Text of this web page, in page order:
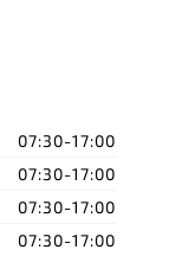
07:30-17:00
07:30-17:00
07:30-17:00
07:30-17:00